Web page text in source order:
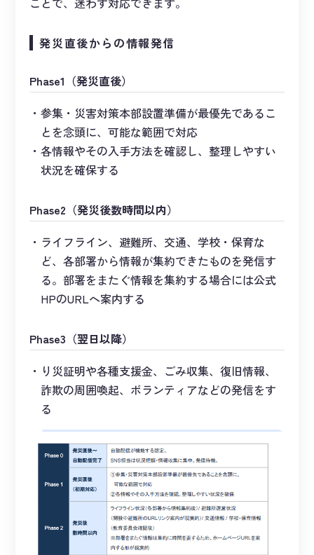
発災直後からの情報発信
Phase1（発災直後）
参集・災害対策本部設置準備が最優先であるこ
とを念頭に、可能な範囲で対応
各情報やその入手方法を確認し、整理しやすい
状況を確保する
Phase2（発災後数時間以内）
ライフライン、避難所、交通、学校・保育な
ど、各部署から情報が集約できたものを発信す
る。部署をまたぐ情報を集約する場合には公式
HPのURLへ案内する
Phase3（翌日以降）
り災証明や各種支援金、ごみ収集、復旧情報、
詐欺の周囲喚起、ボランティアなどの発信をす
る